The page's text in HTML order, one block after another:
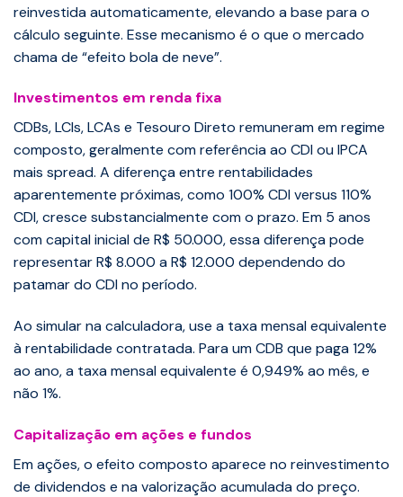
reinvestida automaticamente, elevando a base para o
cálculo seguinte. Esse mecanismo é o que o mercado
chama de “efeito bola de neve”.
Investimentos em renda fixa
CDBs, LCIs, LCAs e Tesouro Direto remuneram em regime
composto, geralmente com referência ao CDI ou IPCA
mais spread. A diferença entre rentabilidades
aparentemente próximas, como 100% CDI versus 110%
CDI, cresce substancialmente com o prazo. Em 5 anos
com capital inicial de R$ 50.000, essa diferença pode
representar R$ 8.000 a R$ 12.000 dependendo do
patamar do CDI no período.
Ao simular na calculadora, use a taxa mensal equivalente
à rentabilidade contratada. Para um CDB que paga 12%
ao ano, a taxa mensal equivalente é 0,949% ao mês, e
não 1%.
Capitalização em ações e fundos
Em ações, o efeito composto aparece no reinvestimento
de dividendos e na valorização acumulada do preço.